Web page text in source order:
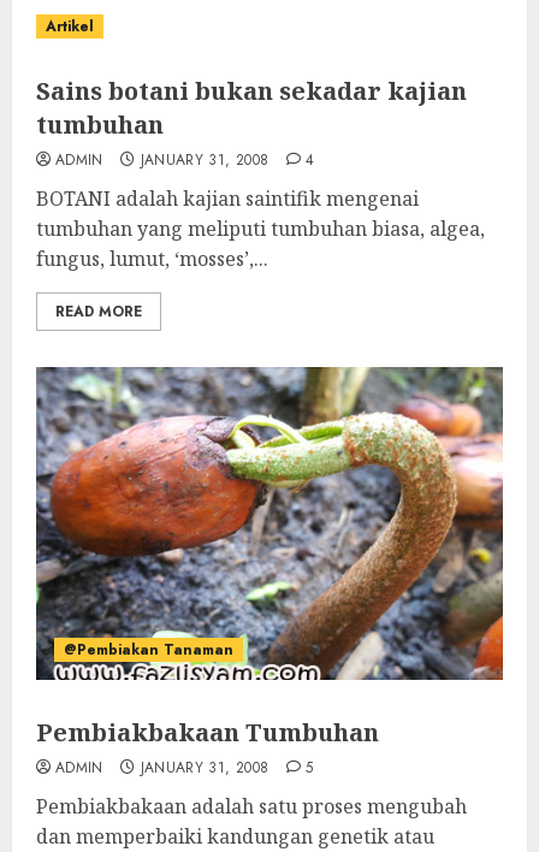
Artikel
Sains botani bukan sekadar kajian
tumbuhan
ADMIN JANUARY 31, 2008 4
BOTANI adalah kajian saintifik mengenai
tumbuhan yang meliputi tumbuhan biasa, algea,
fungus, lumut, ‘mosses’,...
READ MORE
@Pembiakan Tanaman
Pembiakbakaan Tumbuhan
ADMIN JANUARY 31, 2008 5
Pembiakbakaan adalah satu proses mengubah
dan memperbaiki kandungan genetik atau